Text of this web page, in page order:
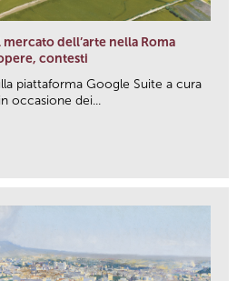
dell’arte nella Roma
contesti
piattaforma Google Suite a cura
occasione dei...